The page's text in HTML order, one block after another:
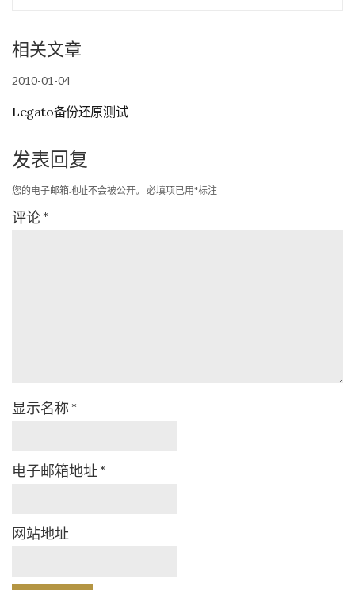
相关文章
2010-01-04
Legato备份还原测试
发表回复
您的电子邮箱地址不会被公开。 必填项已用*标注
评论*
显示名称 *
电子邮箱地址 *
网站地址